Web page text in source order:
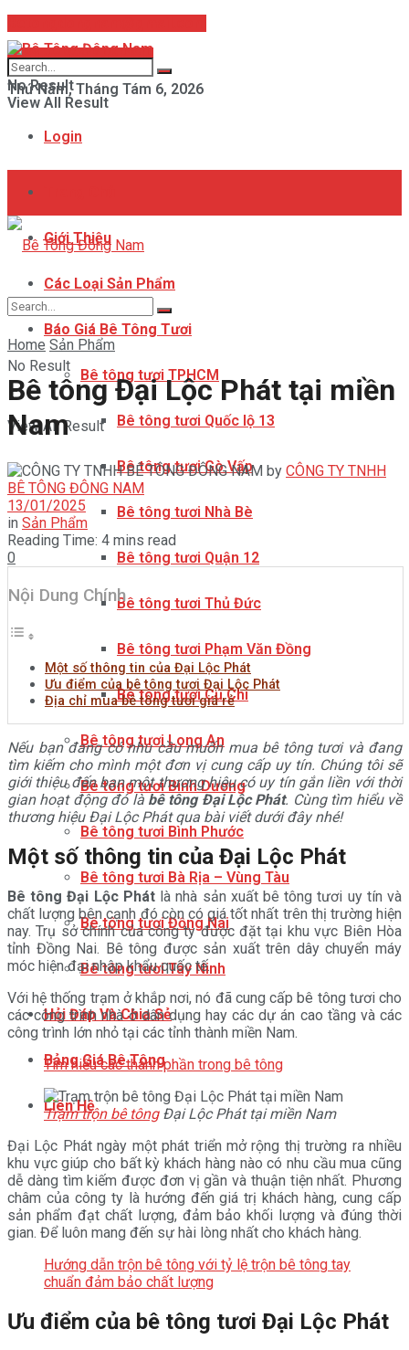
Hotline: 093 847 8358
Thứ Năm, Tháng Tám 6, 2026
Login
No Result
View All Result
Giới Thiệu
Các Loại Sản Phẩm
Báo Giá Bê Tông Tươi
Bê tông tươi TPHCM
Bê tông tươi Quốc lộ 13
Bê tông tươi Gò Vấp
Bê tông tươi Nhà Bè
Bê tông tươi Quận 12
Bê tông tươi Thủ Đức
Bê tông tươi Phạm Văn Đồng
Bê tông tươi Củ Chi
Bê tông tươi Long An
Bê tông tươi Bình Dương
Bê tông tươi Bình Phước
Bê tông tươi Bà Rịa – Vùng Tàu
Bê tông tươi Đồng Nai
Bê tông tươi Tây Ninh
Hỏi Đáp Và Chia Sẻ
Bảng Giá Bê Tông
Liên Hệ
No Result
View All Result
Home Sản Phẩm
Bê tông Đại Lộc Phát tại miền
Nam
by CÔNG TY TNHH
BÊ TÔNG ĐÔNG NAM
13/01/2025
in Sản Phẩm
Reading Time: 4 mins read
0
Nội Dung Chính
Một số thông tin của Đại Lộc Phát
Ưu điểm của bê tông tươi Đại Lộc Phát
Địa chỉ mua bê tông tươi giá rẻ
Nếu bạn đang có nhu cầu muốn mua bê tông tươi và đang
tìm kiếm cho mình một đơn vị cung cấp uy tín. Chúng tôi sẽ
giới thiệu đến bạn một thương hiệu có uy tín gắn liền với thời
gian hoạt động đó là bê tông Đại Lộc Phát. Cùng tìm hiểu về
thương hiệu Đại Lộc Phát qua bài viết dưới đây nhé!
Một số thông tin của Đại Lộc Phát
Bê tông Đại Lộc Phátlà nhà sản xuất bê tông tươi uy tín và
chất lượng bên cạnh đó còn có giá tốt nhất trên thị trường hiện
nay. Trụ sở chính của công ty được đặt tại khu vực Biên Hòa
tỉnh Đồng Nai. Bê tông được sản xuất trên dây chuyển máy
móc hiện đại nhập khẩu quốc tế.
Với hệ thống trạm ở khắp nơi, nó đã cung cấp bê tông tươi cho
các công trình nhà ở dân dụng hay các dự án cao tầng và các
công trình lớn nhỏ tại các tỉnh thành miền Nam.
Tìm hiểu các thành phần trong bê tông
Trạm trộn bê tôngĐại Lộc Phát tại miền Nam
Đại Lộc Phát ngày một phát triển mở rộng thị trường ra nhiều
khu vực giúp cho bất kỳ khách hàng nào có nhu cầu mua cũng
dễ dàng tìm kiếm được đơn vị gần và thuận tiện nhất. Phương
châm của công ty là hướng đến giá trị khách hàng, cung cấp
sản phẩm đạt chất lượng, đảm bảo khối lượng và đúng thời
gian. Để luôn mang đến sự hài lòng nhất cho khách hàng.
Hướng dẫn trộn bê tông với tỷ lệ trộn bê tông tay
chuẩn đảm bảo chất lượng
Ưu điểm của bê tông tươi Đại Lộc Phát